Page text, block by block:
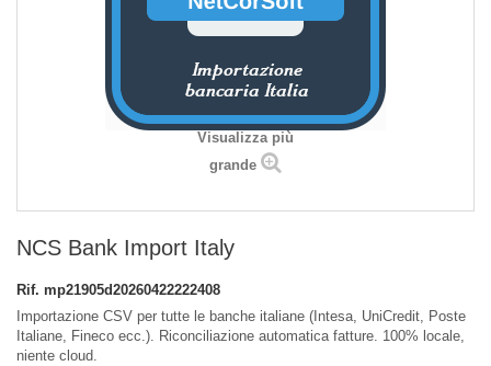
Visualizza più
grande
NCS Bank Import Italy
Rif. mp21905d20260422222408
Importazione CSV per tutte le banche italiane (Intesa, UniCredit, Poste
Italiane, Fineco ecc.). Riconciliazione automatica fatture. 100% locale,
niente cloud.